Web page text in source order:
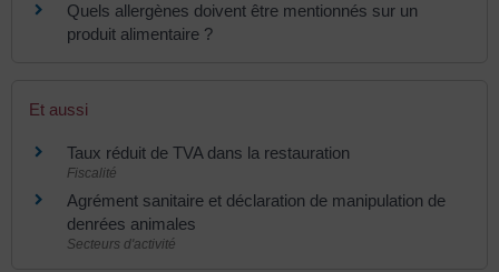
Quels allergènes doivent être mentionnés sur un
produit alimentaire ?
Et aussi
Taux réduit de TVA dans la restauration
Fiscalité
Agrément sanitaire et déclaration de manipulation de
denrées animales
Secteurs d'activité